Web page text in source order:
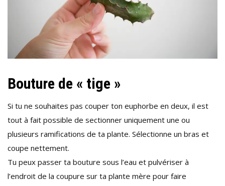
Bouture de « tige »
Si tu ne souhaites pas couper ton euphorbe en deux, il est
tout à fait possible de sectionner uniquement une ou
plusieurs ramifications de ta plante. Sélectionne un bras et
coupe nettement.
Tu peux passer ta bouture sous l’eau et pulvériser à
l’endroit de la coupure sur ta plante mère pour faire